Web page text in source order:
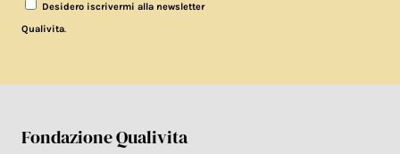
Desidero iscrivermi alla newsletter
Qualivita.
Fondazione Qualivita